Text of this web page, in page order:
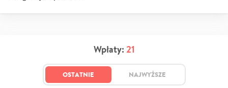
Wpłaty: 21
OSTATNIE NAJWYŻSZE